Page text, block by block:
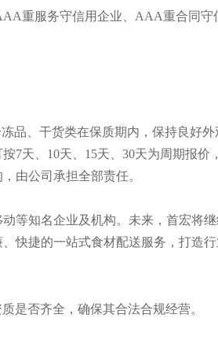
重服务守信用企业、AAA重合同守
品、干货类在保质期内，保持良好外
7天、10天、15天、30天为周期报价
由公司承担全部责任。
等知名企业及机构。未来，首宏将
快捷的一站式食材配送服务，打造
是否齐全，确保其合法合规经营。